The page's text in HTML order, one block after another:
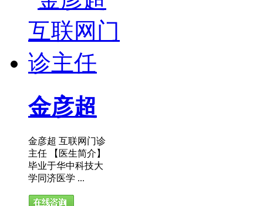
金彦超
金彦超 互联网门诊
主任 【医生简介】
毕业于华中科技大
学同济医学 ...